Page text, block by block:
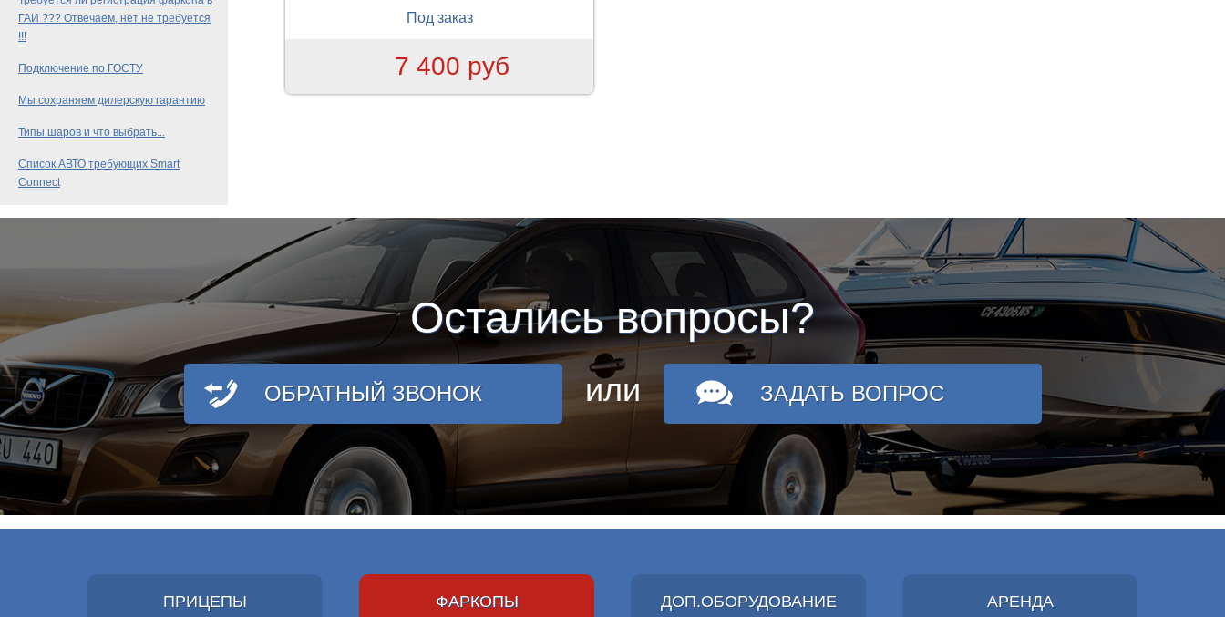
ГАИ ??? Отвечаем, нет не требуется
!!!
Подключение по ГОСТУ
Мы сохраняем дилерскую гарантию
Типы шаров и что выбрать...
Список АВТО требующих Smart
Connect
Под заказ
7 400 руб
Остались вопросы?
ОБРАТНЫЙ ЗВОНОК или ЗАДАТЬ ВОПРОС
ПРИЦЕПЫ ФАРКОПЫ ДОП.ОБОРУДОВАНИЕ АРЕНДА